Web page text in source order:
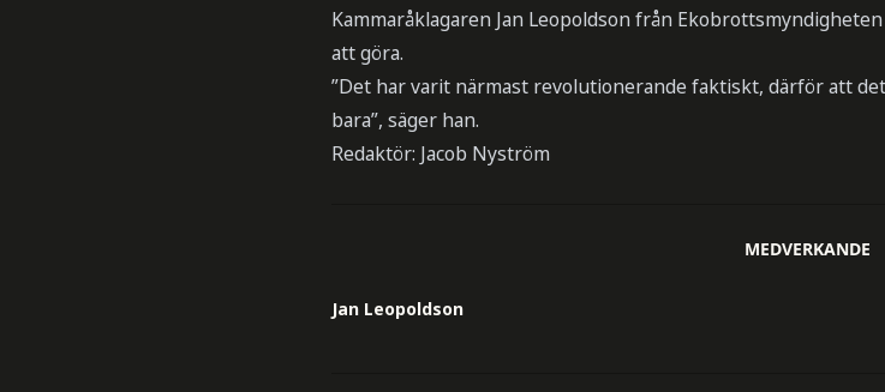
Kammaråklagaren Jan Leopoldson från
att göra.
”Det har varit närmast revolutionerande faktiskt, därför att
bara”, säger han.
Redaktör: Jacob Nyström
MEDVERKANDE
Jan Leopoldson